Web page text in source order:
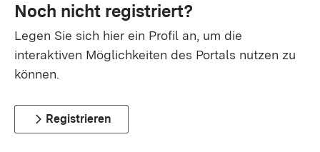
Noch nicht registriert?
Legen Sie sich hier ein Profil an, um die
interaktiven Möglichkeiten des Portals nutzen zu
können.
Registrieren